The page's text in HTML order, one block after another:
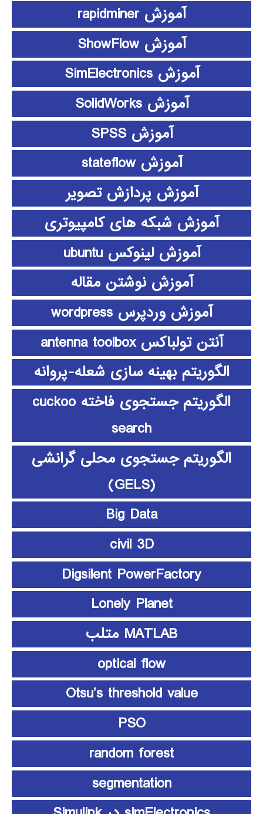
آموزش rapidminer
آموزش ShowFlow
آموزش SimElectronics
آموزش SolidWorks
آموزش SPSS
آموزش stateflow
آموزش پردازش تصویر
آموزش شبکه های کامپیوتری
آموزش لینوکس ubuntu
آموزش نوشتن مقاله
آموزش وردپرس wordpress
آنتن تولباکس antenna toolbox
الگوریتم بهینه سازی شعله-پروانه
الگوریتم جستجوی فاخته cuckoo
search
الگوریتم جستجوی محلی گرانشی
(GELS)
Big Data
civil 3D
Digsilent PowerFactory
Lonely Planet
MATLAB متلب
optical flow
Otsu’s threshold value
PSO
random forest
segmentation